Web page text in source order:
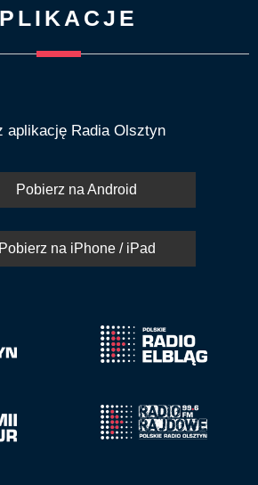
aplikację Radia Olsztyn
Pobierz na Android
Pobierz na iPhone / iPad